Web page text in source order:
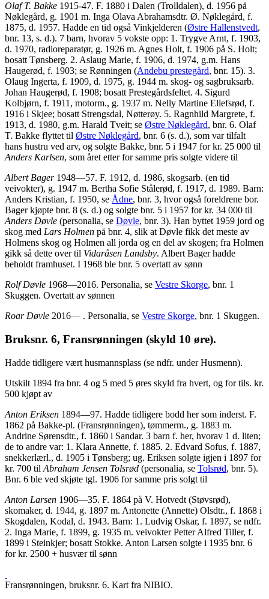
Olaf T. Bakke 1915-47. F. 1880 i Dalen (Trolldalen), d. 1956 på
Nøklegård, g. 1901 m. Inga Olava Abrahamsdtr. Ø. Nøklegård, f.
1875, d. 1957. Hadde en tid også Vinkjelderen (Østre Hallenstvedt,
bnr. 13, s. d.). 7 barn, hvorav 5 vokste opp: 1. Trygve Arnt, f. 1903,
d. 1970, radioreparatør, g. 1926 m. Agnes Holt, f. 1906 på S. Holt;
bosatt Tønsberg. 2. Aslaug Marie, f. 1906, d. 1974, g.m. Hans
Haugerød, f. 1903; se Rønningen (Andebu prestegård, bnr. 15). 3.
Olaug Ingerta, f. 1909, d. 1975, g. 1944 m. skog- og sagbruksarb.
Johan Haugerød, f. 1908; bosatt Prestegårdsfeltet. 4. Sigurd
Kolbjørn, f. 1911, motorm., g. 1937 m. Nelly Martine Ellefsrød, f.
1916 i Skjee; bosatt Strengsdal, Nøtterøy. 5. Ragnhild Margrete, f.
1913, d. 1980, g.m. Harald Tveit; se Østre Nøklegård, bnr. 6. Olaf
T. Bakke flyttet til Østre Nøklegård, bnr. 6 (s. d.), som var tilfalt
hans hustru ved arv, og solgte Bakke, bnr. 5 i 1947 for kr. 25 000 til
Anders Karlsen, som året etter for samme pris solgte videre til
Albert Bager1948—57. F. 1912, d. 1986, skogsarb. (en tid
veivokter), g. 1947 m. Bertha Sofie Stålerød, f. 1917, d. 1989. Barn:
Anders Kristian, f. 1950, se Ådne, bnr. 3, hvor også foreldrene bor.
Bager kjøpte bnr. 8 (s. d.) og solgte bnr. 5 i 1957 for kr. 34 000 til
Anders Døvle (personalia, se Døvle, bnr. 3). Han byttet 1959 jord og
skog med Lars Holmen på bnr. 4, slik at Døvle fikk det meste av
Holmens skog og Holmen all jorda og en del av skogen; fra Holmen
gikk så dette over til Vidaråsen Landsby. Albert Bager hadde
beholdt framhuset. I 1968 ble bnr. 5 overtatt av sønn
Rolf Døvle 1968—2016. Personalia, se Vestre Skorge, bnr. 1
Skuggen. Overtatt av sønnen
Roar Døvle 2016— . Personalia, se Vestre Skorge, bnr. 1 Skuggen.
Bruksnr. 6, Fransrønningen (skyld 10 øre).
Hadde tidligere vært husmannsplass (se ndfr. under Husmenn).
Utskilt 1894 fra bnr. 4 og 5 med 5 øres skyld fra hvert, og for tils. kr.
500 kjøpt av
Anton Eriksen 1894—97. Hadde tidligere bodd her som inderst. F.
1862 på Bakke-pl. (Fransrønningen), tømmerm., g. 1883 m.
Andrine Sørensdtr., f. 1860 i Sandar. 3 barn f. her, hvorav 1 d. liten;
de to andre var: 1. Klara Annette, f. 1885. 2. Edvard Sofus, f. 1887,
snekkerlærl., d. 1905 i Tønsberg; ug. Eriksen solgte igjen i 1897 for
kr. 700 til Abraham Jensen Tolsrød (personalia, se Tolsrød, bnr. 5).
Bnr. 6 ble ved skjøte tgl. 1906 for samme pris solgt til
Anton Larsen 1906—35. F. 1864 på V. Hotvedt (Støvsrød),
skomaker, d. 1944, g. 1897 m. Antonette (Annette) Olsdtr., f. 1868 i
Skogdalen, Kodal, d. 1943. Barn: 1. Ludvig Oskar, f. 1897, se ndfr.
2. Inga Marie, f. 1899, g. 1935 m. veivokter Petter Alfred Tiller, f.
1899 i Steinkjer; bosatt Stokke. Anton Larsen solgte i 1935 bnr. 6
for kr. 2500 + husvær til sønn
Fransrønningen, bruksnr. 6. Kart fra NIBIO.